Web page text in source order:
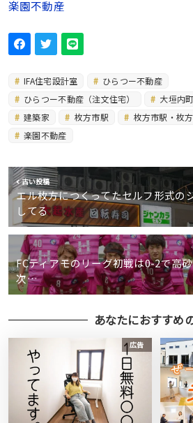
楽園不動産
IFA住宅設計室
ひらつー不動産
ひらつー不動産（注文住宅）
大垣内町
建築家
枚方市駅
枚方市駅・枚
楽園不動産
古い投稿
エル枚方につくってたセルフ形式の
してる
FCティアモのリーグ初戦は0-2で高
次…
あなたにおすすめ
広告